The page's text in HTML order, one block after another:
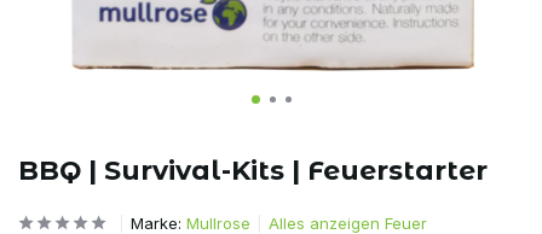
BBQ | Survival-Kits | Feuerstarter
Marke: Mullrose Alles anzeigen Feuer